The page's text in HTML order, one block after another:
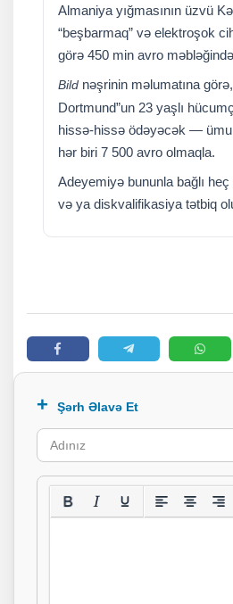
Almaniya yığmasının üzvü
“beşbarmaq” və elektroşok
görə 450 min avro
Bild nəşrinin məlumatına
Dortmund”un 23 yaşlı
hissə-hissə ödəyəcək —
hər biri 7 500 avro olmaqla.
Adeyemiyə bununla bağlı
və ya diskvalifikasiya tətbiq
Şərh Əlavə Et